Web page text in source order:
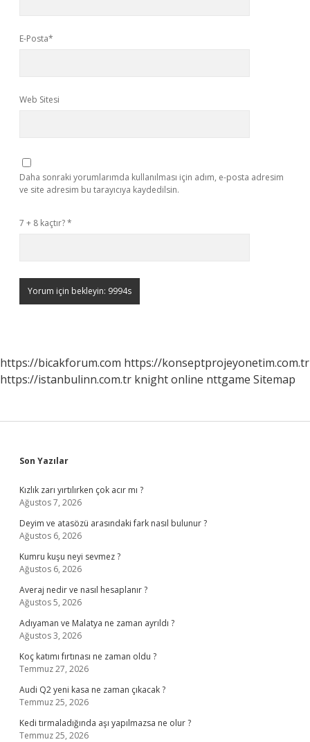
E-Posta*
Web Sitesi
Daha sonraki yorumlarımda kullanılması için adım, e-posta adresim
ve site adresim bu tarayıcıya kaydedilsin.
7 + 8 kaçtır?*
https://bicakforum.com https://konseptprojeyonetim.com.tr
https://istanbulinn.com.tr knight online nttgame Sitemap
Sidebar
Son Yazılar
Kızlık zarı yırtılırken çok acır mı ?
Ağustos 7, 2026
Deyim ve atasözü arasındaki fark nasıl bulunur ?
Ağustos 6, 2026
Kumru kuşu neyi sevmez ?
Ağustos 6, 2026
Averaj nedir ve nasıl hesaplanır ?
Ağustos 5, 2026
Adıyaman ve Malatya ne zaman ayrıldı ?
Ağustos 3, 2026
Koç katımı fırtınası ne zaman oldu ?
Temmuz 27, 2026
Audi Q2 yeni kasa ne zaman çıkacak ?
Temmuz 25, 2026
Kedi tırmaladığında aşı yapılmazsa ne olur ?
Temmuz 25, 2026